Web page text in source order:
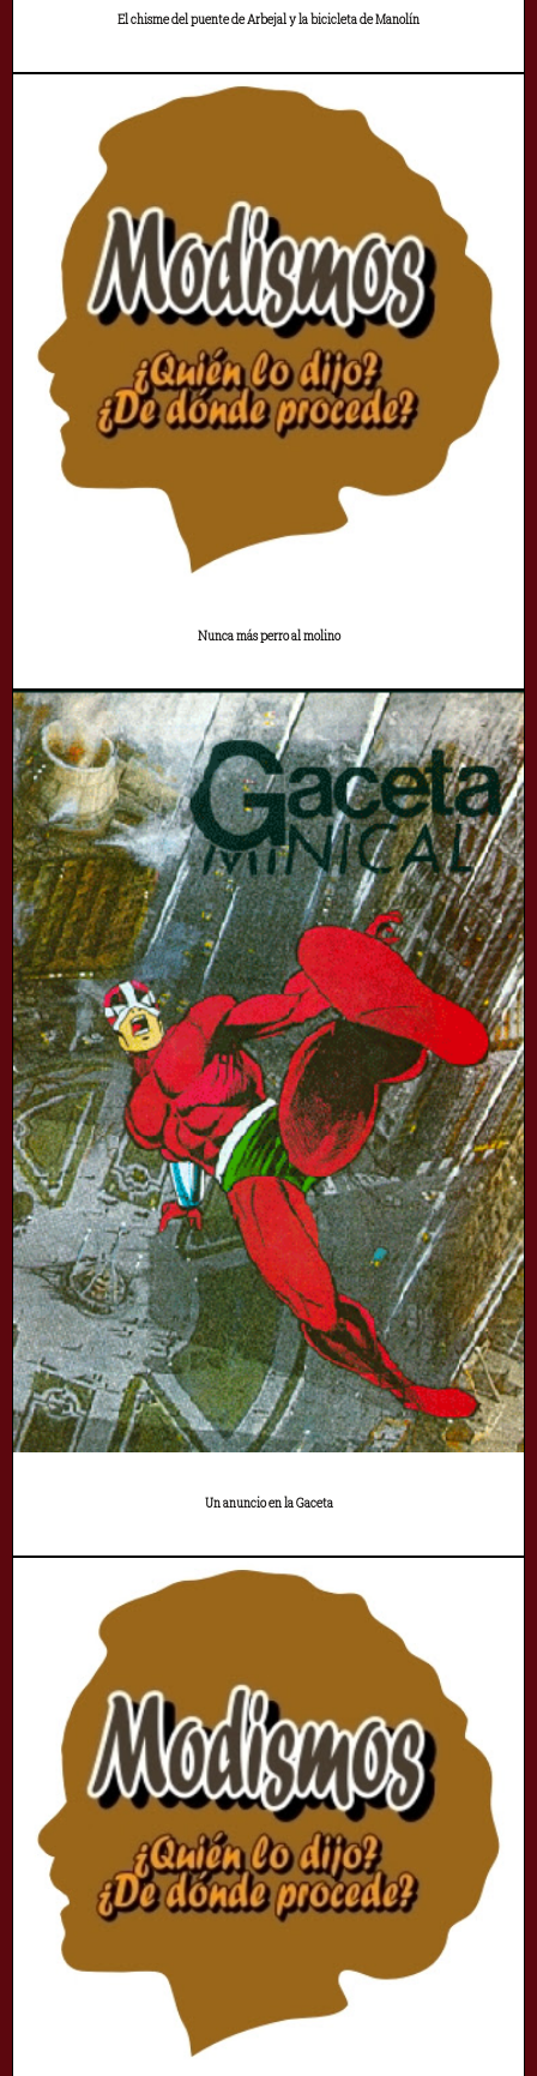
El chisme del puente de Arbejal y la bicicleta de Manolín
Nunca más perro al molino
Un anuncio en la Gaceta